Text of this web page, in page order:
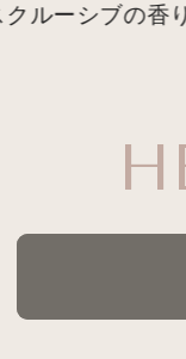
ルーシブの香り